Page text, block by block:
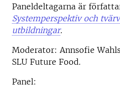
Paneldeltagarna är
Systemperspektiv och
utbildningar.
Moderator: Annsofie
SLU Future Food.
Panel: